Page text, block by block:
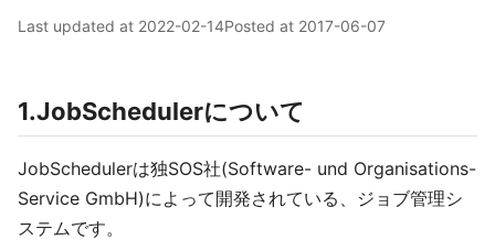
Last updated at 2022-02-14Posted at 2017-06-07
1.JobSchedulerについて
JobSchedulerは独SOS社(Software- und Organisations-
Service GmbH)によって開発されている、ジョブ管理シ
ステムです。